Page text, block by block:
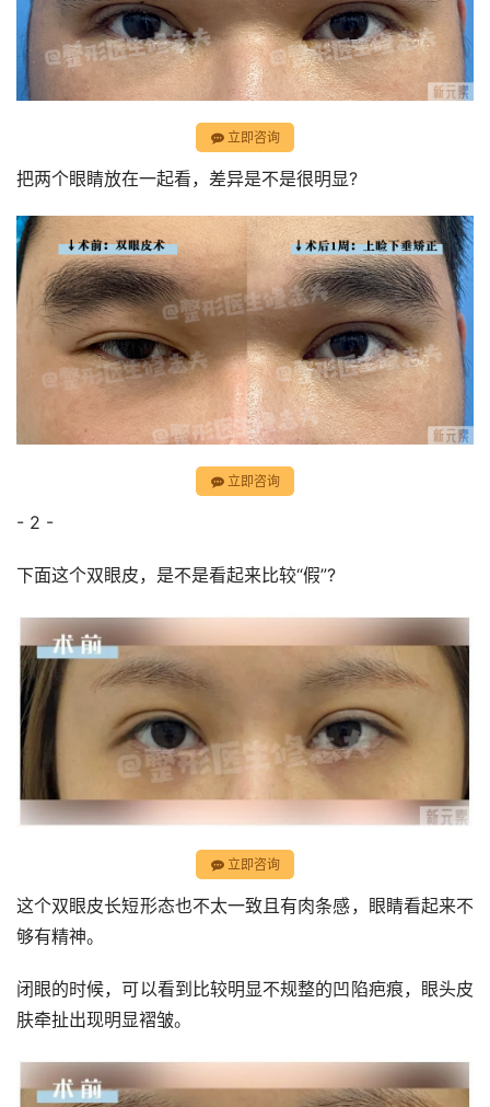
立即咨询
把两个眼睛放在一起看，差异是不是很明显?
立即咨询
- 2 -
下面这个双眼皮，是不是看起来比较“假”?
立即咨询
这个双眼皮长短形态也不太一致且有肉条感，眼睛看起来不
够有精神。
闭眼的时候，可以看到比较明显不规整的凹陷疤痕，眼头皮
肤牵扯出现明显褶皱。